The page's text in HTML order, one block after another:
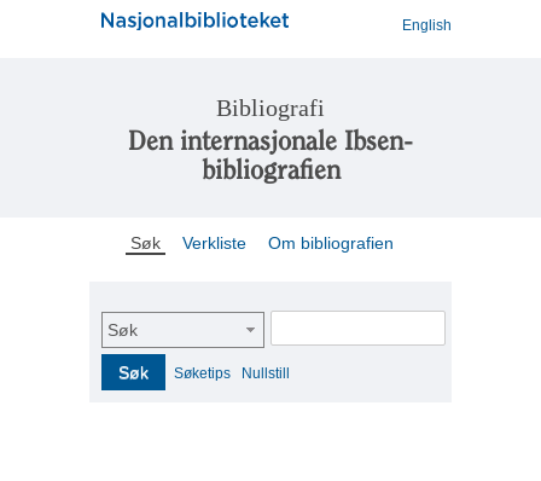
English
Bibliografi
Den internasjonale Ibsen-
bibliografien
Søk Verkliste Om bibliografien
Søk
Søk Søketips Nullstill